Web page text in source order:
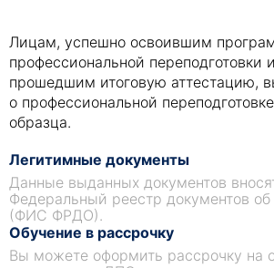
Лицам, успешно освоившим
профессиональной переподготовки
прошедшим итоговую аттестацию,
о профессиональной
образца.
Легитимные документы
Данные выданных документов
Федеральный реестр документов об
(ФИС ФРДО).
Обучение в рассрочку
Вы можете оформить рассрочку на